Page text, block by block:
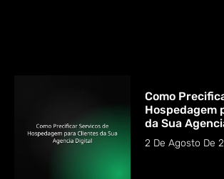
Como
Hospedagem
da Sua
2 De Agosto De